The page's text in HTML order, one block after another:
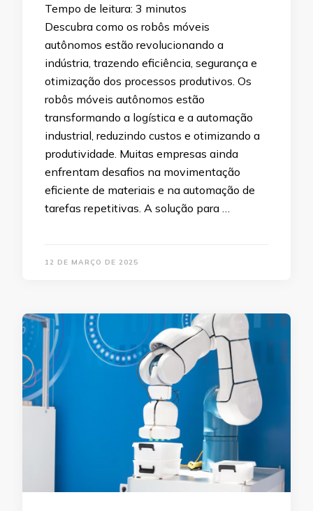
Tempo de leitura: 3 minutos
Descubra como os robôs móveis
autônomos estão revolucionando a
indústria, trazendo eficiência, segurança e
otimização dos processos produtivos. Os
robôs móveis autônomos estão
transformando a logística e a automação
industrial, reduzindo custos e otimizando a
produtividade. Muitas empresas ainda
enfrentam desafios na movimentação
eficiente de materiais e na automação de
tarefas repetitivas. A solução para …
12 DE MARÇO DE 2025